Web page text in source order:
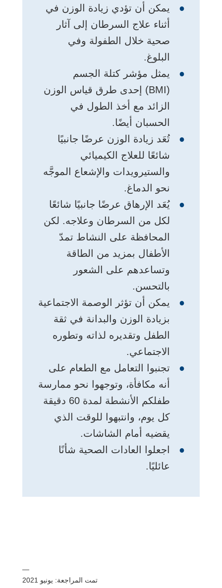
يمكن أن تؤدي زيادة الوزن في
أثناء علاج السرطان إلى آثار
صحية خلال الطفولة وفي
البلوغ.
يمثل مؤشر كتلة الجسم
(BMI) إحدى طرق قياس الوزن
الزائد مع أخذ الطول في
الحسبان أيضًا.
تُعَد زيادة الوزن عرضًا جانبيًا
شائعًا للعلاج الكيميائي
والستيرويدات والإشعاع الموجَّه
نحو الدماغ.
يُعَد الإرهاق عرضًا جانبيًا شائعًا
لكل من السرطان وعلاجه. لكن
المحافظة على النشاط تمدّ
الأطفال بمزيد من الطاقة
وتساعدهم على الشعور
بالتحسن.
يمكن أن تؤثر الوصمة الاجتماعية
بزيادة الوزن والبدانة في ثقة
الطفل وتقديره لذاته وتطوره
الاجتماعي.
تجنبوا التعامل مع الطعام على
أنه مكافأة، وتوجهوا نحو ممارسة
طفلكم الأنشطة لمدة 60 دقيقة
كل يوم، وانتبهوا للوقت الذي
يقضيه أمام الشاشات.
اجعلوا العادات الصحية شأنًا
عائليًا.
—
تمت المراجعة: يونيو 2021